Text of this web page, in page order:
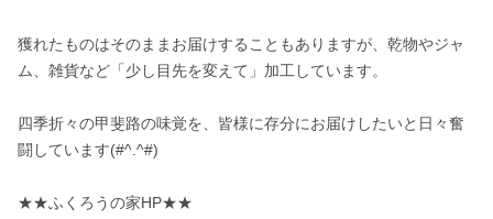
獲れたものはそのままお届けすることもありますが、乾物やジャ
ム、雑貨など「少し目先を変えて」加工しています。
四季折々の甲斐路の味覚を、皆様に存分にお届けしたいと日々奮
闘しています(#^.^#)
★★ふくろうの家HP★★